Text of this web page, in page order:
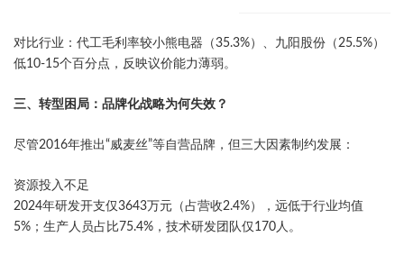
​对比行业​：代工毛利率较小熊电器（35.3%）、九阳股份（25.5%）
低10-15个百分点，反映议价能力薄弱。
​三、转型困局：品牌化战略为何失效？​​
尽管2016年推出“威麦丝”等自营品牌，但三大因素制约发展：
​资源投入不足​
2024年研发开支仅3643万元（占营收2.4%），远低于行业均值
5%；生产人员占比75.4%，技术研发团队仅170人。